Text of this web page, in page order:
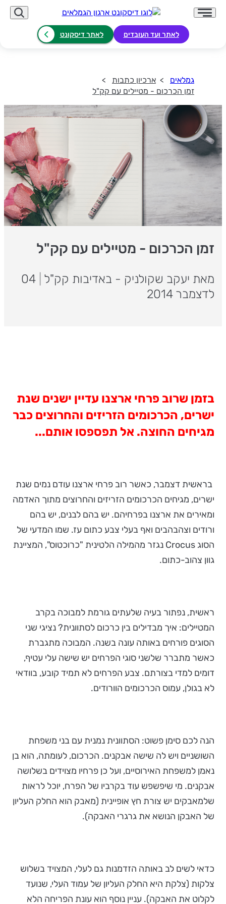
לאתר ועד העובדים לאתר דיסקונט
גמלאים
ארכיון כתבות
זמן הכרכום - מטיילים עם קק"ל
זמן הכרכום - מטיילים עם קק"ל
מאת יעקב שקולניק - באדיבות קק"ל
04
לדצמבר 2014
בזמן שרוב פרחי ארצנו עדיין ישנים שנת
ישרים, הכרכומים הזריזים והחרוצים כבר
מגיחים החוצה. אל תפספסו אותם...
בראשית דצמבר, כאשר רוב פרחי ארצנו עודם נמים שנת
ישרים, מגיחים הכרכומים הזריזים והחרוצים מתוך האדמה
ומאירים את ארצנו בפרחיהם. יש בהם לבנים, יש בהם
ורודים וצהבהבים ואף בעלי צבע כתום עז. שמו המדעי של
הסוג Crocus נגזר מהמילה הלטינית "כרוכטוס", המציינת
גוון צהוב-כתום.
ראשית, נפתור בעיה שלעתים גורמת למבוכה בקרב
המטיילים: איך מבדילים בין כרכום לסתוונית? נציגי שני
הסוגים פורחים באותה עונה בשנה. המבוכה מתגברת
כאשר מתברר שלשני סוגי הפרחים יש שישה עלי עטיף,
דומים למדי בצורתם. צבע הפרחים לא תמיד קובע, בוודאי
לא בגולן, עמוס הכרכומים הוורודים.
הנה לכם סימן פשוט: הסתוונית נמנית עם בני משפחת
השושניים ויש לה שישה אבקנים. הכרכום, לעומתה, הוא בן
נאמן למשפחת האירוסיים, ועל כן פרחיו מצוידים בשלושה
אבקנים. מי שיפשפש עוד בקרביו של הפרח, יוכל לראות
שלמאבקים יש צורת חץ אופיינית (מאבק הוא החלק העליון
של האבקן הנושא את גרגרי האבקה).
כדאי לשים לב באותה הזדמנות גם לעלי, המצויד בשלוש
צלקות (צלקת היא החלק העליון של עמוד העלי, שנועד
לקלוט את האבקה). עניין נוסף הוא עונת הפריחה הלא